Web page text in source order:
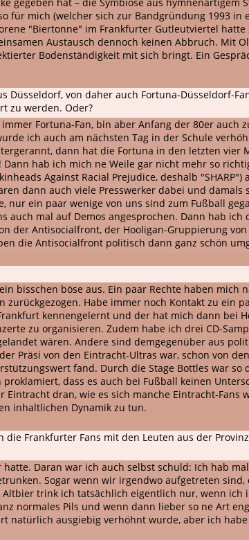
mich (welcher sich zur Bandgründung 1993 in
"Biertonne" im Frankfurter Gutleutviertel
Austausch dennoch keinen Abbruch. Mit
Bodenständigkeit mit sich bringt. Ein
von daher auch Fortuna-Düsseldorf-
zu werden. Oder?
Fortuna-Fan, bin aber Anfang der 80er auch
ich auch am nächsten Tag in der Schule
dann hat die Fortuna in den letzten vier
hab ich mich ne Weile gar nicht mehr so
Against Racial Prejudice, deshalb
dann auch viele Presswerker dabei und
nur ein paar wenige von uns sind zum Fußball
mal auf Demos angesprochen. Dann hab
der Antisocialfront, der Hooligan-Gruppierung
die Antisocialfront politisch dann ganz schön
bisschen böse aus. Ein paar Rechte haben mich
Habe immer noch Kontakt zu ein
kennengelernt und der hat mich dann bei
zu organisieren. Zudem habe ich drei CD-
wären. Andere sind demgegenüber aus
Präsi von den Eintracht-Ultras war, schon von
fand. Durch die Stage Bottles war so
dass es auch bei Fußball keinen
dran, wie es sich manche Eintracht-Fans
inhaltlichen Dynamik zu tun.
Frankfurter Fans mit den Leuten aus der
Daran war ich auch selbst schuld: Ich hab
Sogar wenn wir irgendwo aufgetreten
trink ich tatsächlich eigentlich nur, wenn ich
normales Pils und wenn dann lieber so ne Art
natürlich ausgiebig verhöhnt wurde, aber ich